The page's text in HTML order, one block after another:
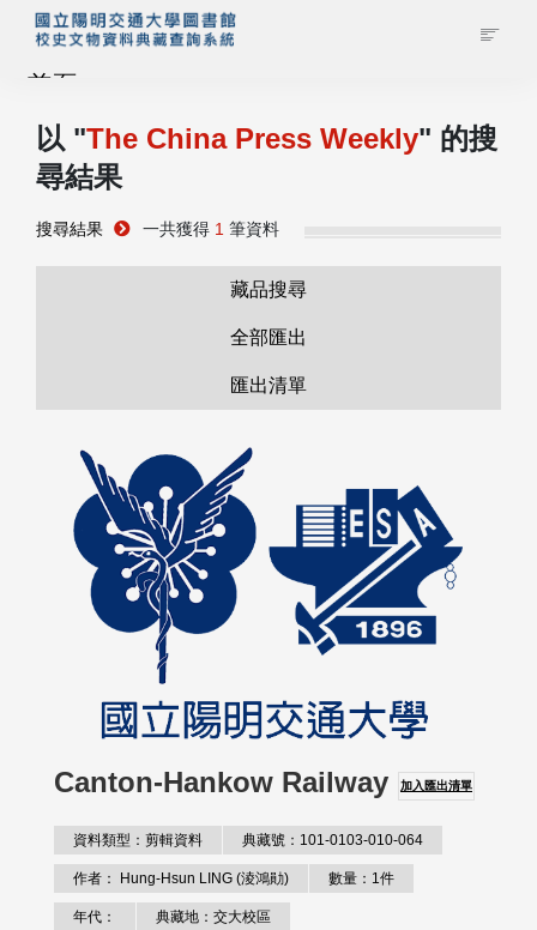
首頁
藏品查詢
校史館簡介
管理者登入
以 "The China Press Weekly" 的搜
尋結果
搜尋結果 一共獲得 1 筆資料
藏品搜尋
全部匯出
匯出清單
Canton-Hankow Railway 加入匯出清單
資料類型：剪輯資料 典藏號：101-0103-010-064
作者： Hung-Hsun LING (淩鴻勛) 數量：1件
年代： 典藏地：交大校區